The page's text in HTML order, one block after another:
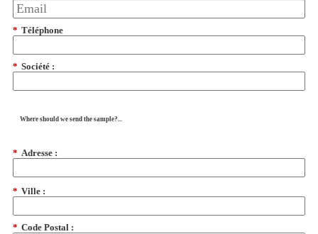
* Téléphone
* Société :
Where should we send the sample?...
* Adresse :
* Ville :
* Code Postal :